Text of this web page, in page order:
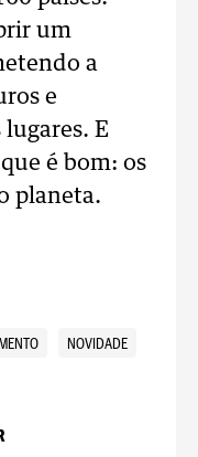
um
a
e
E
é bom: os
planeta.
NOVIDADE